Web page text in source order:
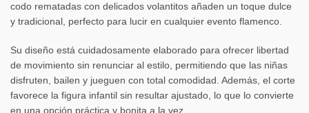
codo rematadas con delicados volantitos añaden un toque dulce
y tradicional, perfecto para lucir en cualquier evento flamenco.
Su diseño está cuidadosamente elaborado para ofrecer libertad
de movimiento sin renunciar al estilo, permitiendo que las niñas
disfruten, bailen y jueguen con total comodidad. Además, el corte
favorece la figura infantil sin resultar ajustado, lo que lo convierte
en una opción práctica y bonita a la vez.